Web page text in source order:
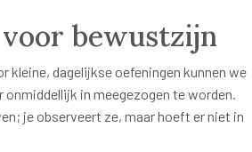
bewustzijn
kleine, dagelijkse oefeningen kunnen we
in meegezogen te worden.
je observeert ze, maar hoeft er niet in